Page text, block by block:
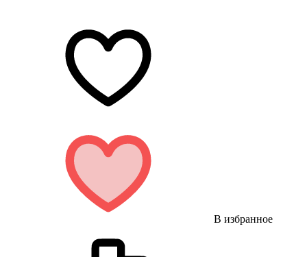
В избранное